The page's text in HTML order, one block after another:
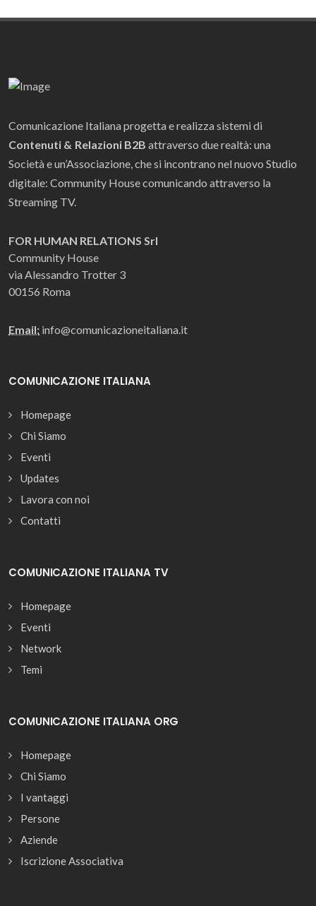
Comunicazione Italiana progetta e realizza sistemi di
Contenuti & Relazioni B2B attraverso due realtà: una
Società e un’Associazione, che si incontrano nel nuovo Studio
digitale: Community House comunicando attraverso la
Streaming TV.
FOR HUMAN RELATIONS Srl
Community House
via Alessandro Trotter 3
00156 Roma
Email: info@comunicazioneitaliana.it
COMUNICAZIONE ITALIANA
Homepage
Chi Siamo
Eventi
Updates
Lavora con noi
Contatti
COMUNICAZIONE ITALIANA TV
Homepage
Eventi
Network
Temi
COMUNICAZIONE ITALIANA ORG
Homepage
Chi Siamo
I vantaggi
Persone
Aziende
Iscrizione Associativa